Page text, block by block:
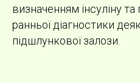
визначенням інсуліну
ранньої діагностики
підшлункової залози.